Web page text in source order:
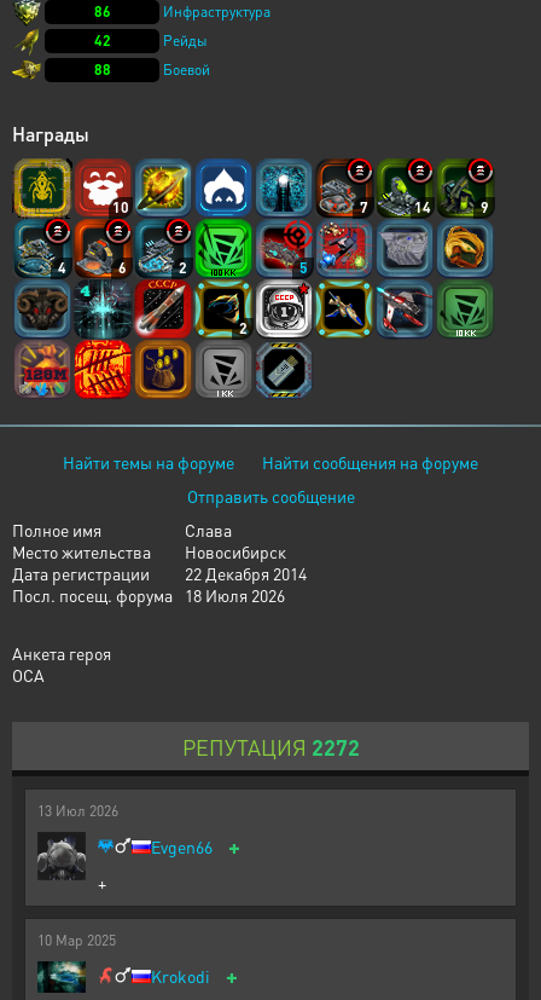
86
Инфраструктура
42
Рейды
88
Боевой
Награды
10 7 14 9
4 6 2 5
2
Найти темы на форуме
Найти сообщения на форуме
Отправить сообщение
Полное имя
Слава
Место жительства
Новосибирск
Дата регистрации
22 Декабря 2014
Посл. посещ. форума
18 Июля 2026
Анкета героя
ОСА
РЕПУТАЦИЯ 2272
13 Июл 2026
Evgen66 +
+
10 Мар 2025
Krokodi +